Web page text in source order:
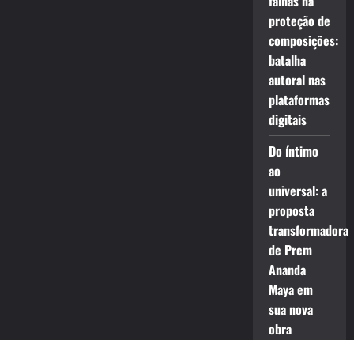
proteção de
composições:
batalha
autoral nas
plataformas
digitais
Do íntimo
ao
universal: a
proposta
transformadora
de Prem
Ananda
Maya em
sua nova
obra